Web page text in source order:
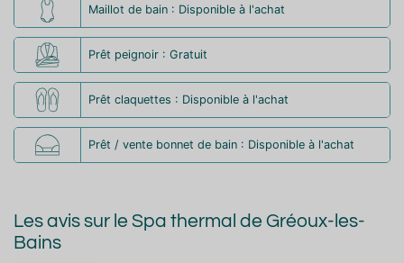
Maillot de bain : Disponible à l'achat
Prêt peignoir : Gratuit
Prêt claquettes : Disponible à l'achat
Prêt / vente bonnet de bain : Disponible à l'achat
Les avis sur le Spa thermal de Gréoux-les-
Bains